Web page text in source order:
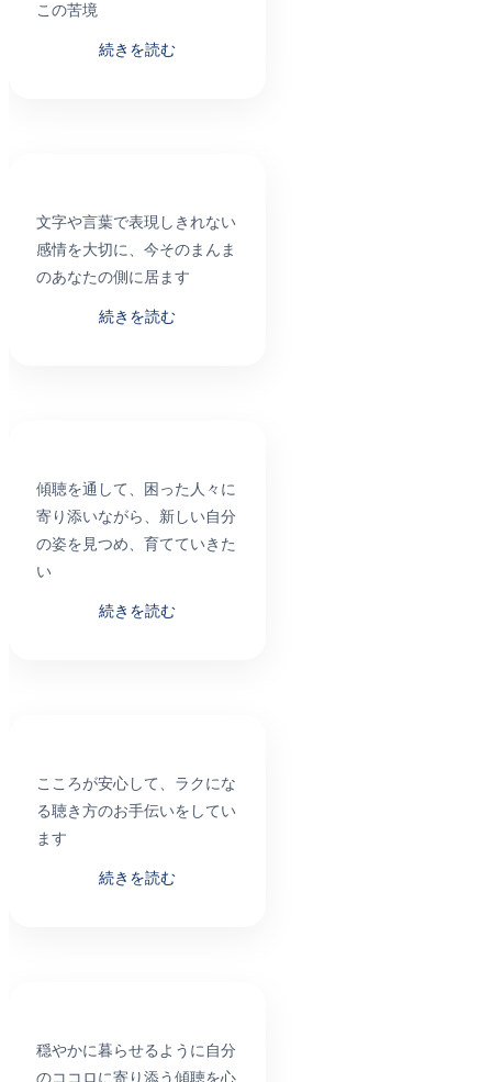
この苦境
続きを読む
文字や言葉で表現しきれない
感情を大切に、今そのまんま
のあなたの側に居ます
続きを読む
傾聴を通して、困った人々に
寄り添いながら、新しい自分
の姿を見つめ、育てていきた
い
続きを読む
こころが安心して、ラクにな
る聴き方のお手伝いをしてい
ます
続きを読む
穏やかに暮らせるように自分
のココロに寄り添う傾聴を心